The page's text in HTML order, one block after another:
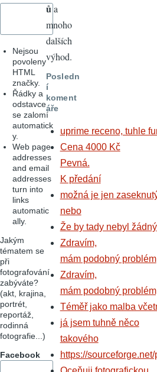
Nejsou
povoleny
HTML
značky.
Řádky a
odstavce
se zalomí
automatick
y.
Web page
addresses
and email
addresses
turn into
links
automatic
ally.
Jakým
tématem se
při
fotografování
zabýváte?
(akt, krajina,
portrét,
reportáž,
rodinná
fotografie...)
Facebook
ůa
mnoho
dalších
výhod.
Posledn
í
koment
áře
uprime receno, tuhle
Cena 4000 Kč
Pevná.
K předání
možná je jen
nebo
Že by tady nebyl žádný
Zdravím,
mám podobný problém
Zdravím,
mám podobný
Téměř jako malba
já jsem tuhně něco
takového
https://